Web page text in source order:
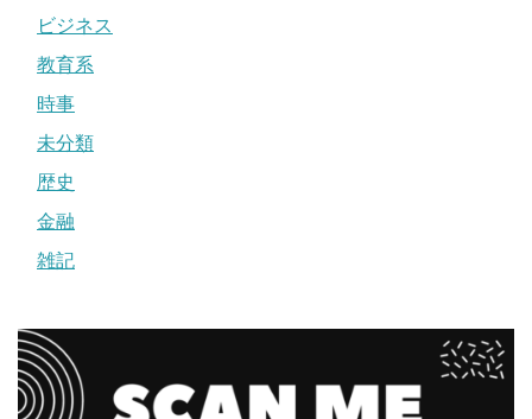
ビジネス
教育系
時事
未分類
歴史
金融
雑記